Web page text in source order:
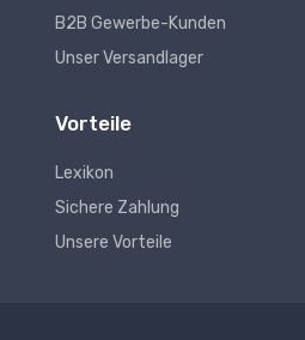
B2B Gewerbe-Kunden
Unser Versandlager
Vorteile
Lexikon
Sichere Zahlung
Unsere Vorteile